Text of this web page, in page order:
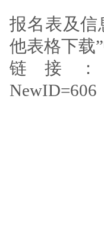
报名表及信
他表格下载
链接
NewID=606